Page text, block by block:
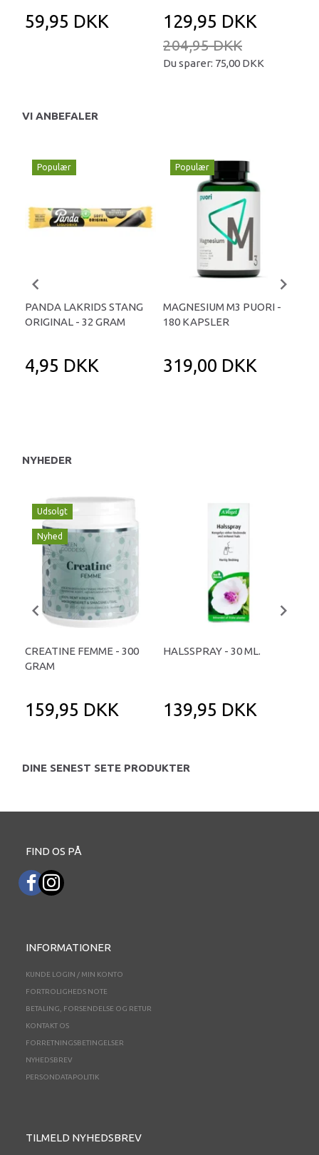
59,95 DKK 129,95 DKK
204,95 DKK
Du sparer: 75,00 DKK
VI ANBEFALER
Populær
PANDA LAKRIDS STANG
ORIGINAL - 32 GRAM
4,95 DKK
Populær
MAGNESIUM M3 PUORI -
180 KAPSLER
319,00 DKK
NYHEDER
Udsolgt
Nyhed
CREATINE FEMME - 300
GRAM
159,95 DKK
HALSSPRAY - 30 ML.
139,95 DKK
DINE SENEST SETE PRODUKTER
FIND OS PÅ
INFORMATIONER
KUNDE LOGIN / MIN KONTO
FORTROLIGHEDS NOTE
BETALING, FORSENDELSE OG RETUR
KONTAKT OS
FORRETNINGSBETINGELSER
NYHEDSBREV
PERSONDATAPOLITIK
TILMELD NYHEDSBREV